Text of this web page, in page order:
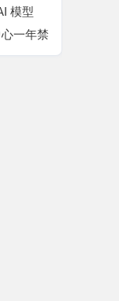
地
模型
一年禁
点